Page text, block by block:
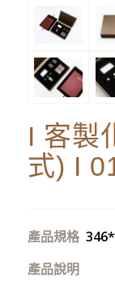
I 客製
式) I
產品規格
產品說明